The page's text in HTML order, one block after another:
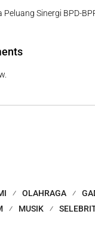
Sinergi BPD-
OLAHRAGA
MUSIK